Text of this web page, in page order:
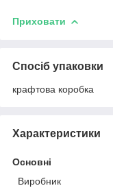
Приховати
Спосіб упаковки
крафтова коробка
Характеристики
Основні
Виробник